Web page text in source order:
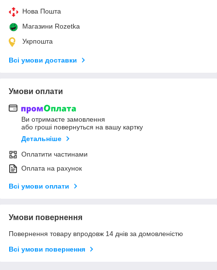
Нова Пошта
Магазини Rozetka
Укрпошта
Всі умови доставки
Умови оплати
Ви отримаєте замовлення
або гроші повернуться на вашу картку
Детальніше
Оплатити частинами
Оплата на рахунок
Всі умови оплати
Умови повернення
Повернення товару впродовж 14 днів за домовленістю
Всі умови повернення